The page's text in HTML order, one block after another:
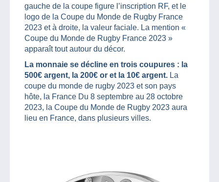
gauche de la coupe figure l’inscription RF, et le
logo de la Coupe du Monde de Rugby France
2023 et à droite, la valeur faciale. La mention «
Coupe du Monde de Rugby France 2023 »
apparaît tout autour du décor.
La monnaie se décline en trois coupures : la
500€ argent, la 200€ or et la 10€ argent. La
coupe du monde de rugby 2023 et son pays
hôte, la France Du 8 septembre au 28 octobre
2023, la Coupe du Monde de Rugby 2023 aura
lieu en France, dans plusieurs villes.